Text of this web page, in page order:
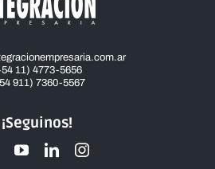
¡Seguinos!
11) 4773-5656
911) 7360-5567